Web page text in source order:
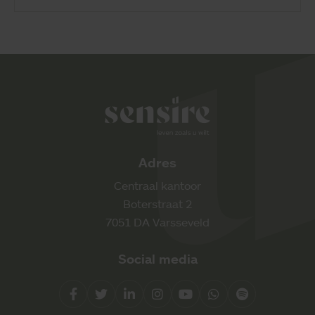
Adres
Centraal kantoor
Boterstraat 2
7051 DA Varsseveld
Social media
FacebookTwitterLinkedInInstagram
YouTubeWhatsapp
Spotify